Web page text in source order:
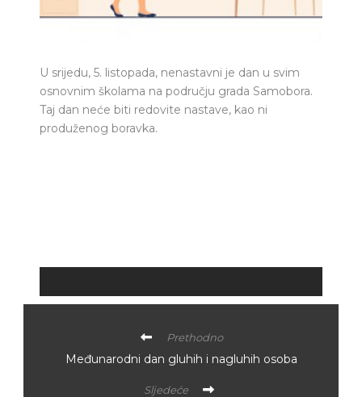
U srijedu, 5. listopada, nenastavni je dan u svim
osnovnim školama na području grada Samobora.
Taj dan neće biti redovite nastave, kao ni
produženog boravka.
Prethodno
Međunarodni dan gluhih i nagluhih osoba
Sljedeće